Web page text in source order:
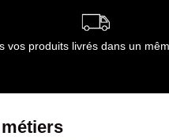
vos produits livrés dans un